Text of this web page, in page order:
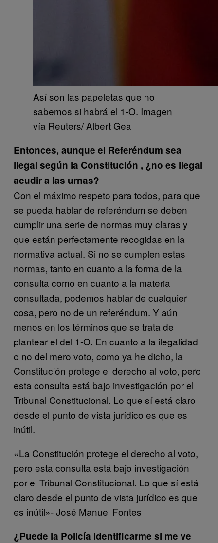
Así son las papeletas que no
sabemos si habrá el 1-O. Imagen
vía Reuters/ Albert Gea
Entonces, aunque el Referéndum sea
ilegal según la Constitución , ¿no es ilegal
acudir a las urnas?
Con el máximo respeto para todos, para que
se pueda hablar de referéndum se deben
cumplir una serie de normas muy claras y
que están perfectamente recogidas en la
normativa actual. Si no se cumplen estas
normas, tanto en cuanto a la forma de la
consulta como en cuanto a la materia
consultada, podemos hablar de cualquier
cosa, pero no de un referéndum. Y aún
menos en los términos que se trata de
plantear el del 1-O. En cuanto a la ilegalidad
o no del mero voto, como ya he dicho, la
Constitución protege el derecho al voto, pero
esta consulta está bajo investigación por el
Tribunal Constitucional. Lo que sí está claro
desde el punto de vista jurídico es que es
inútil.
«La Constitución protege el derecho al voto,
pero esta consulta está bajo investigación
por el Tribunal Constitucional. Lo que sí está
claro desde el punto de vista jurídico es que
es inútil»- José Manuel Fontes
¿Puede la Policía identificarme si me ve